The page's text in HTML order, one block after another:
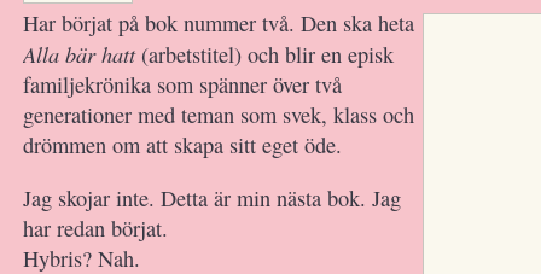
Har börjat på bok nummer två. Den ska heta
Alla bär hatt(arbetstitel) och blir en episk
familjekrönika som spänner över två
generationer med teman som svek, klass och
drömmen om att skapa sitt eget öde.
Jag skojar inte. Detta är min nästa bok. Jag
har redan börjat.
Hybris? Nah.